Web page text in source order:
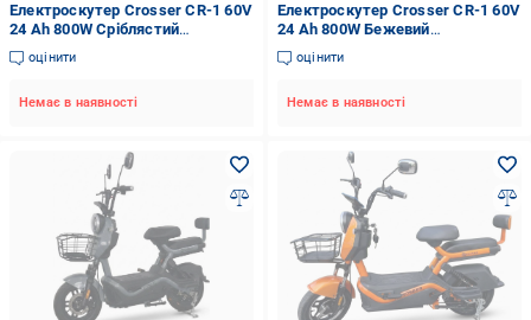
Електроскутер Crosser CR-1 60V
24 Ah 800W Сріблястий
(2104619508)
оцінити
Немає в наявності
Електроскутер Crosser CR-1 60V
24 Ah 800W Бежевий
(2104619506)
оцінити
Немає в наявності